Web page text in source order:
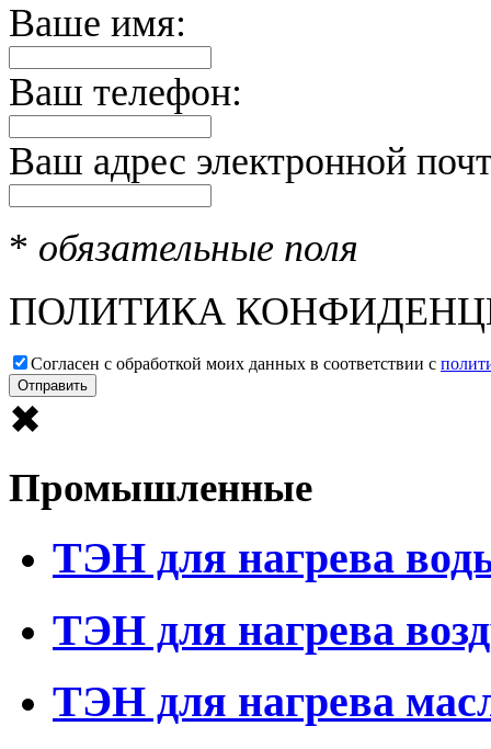
Ваше имя:
Ваш телефон:
Ваш адрес электронной
* обязательные поля
ПОЛИТИКА
Согласен с обработкой моих данных в соответствии с
Отправить
✖
Промышленные
ТЭН для нагрева
ТЭН для нагрева
ТЭН для нагрева